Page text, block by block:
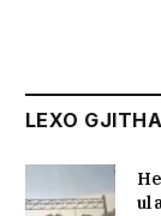
LEXO
ul